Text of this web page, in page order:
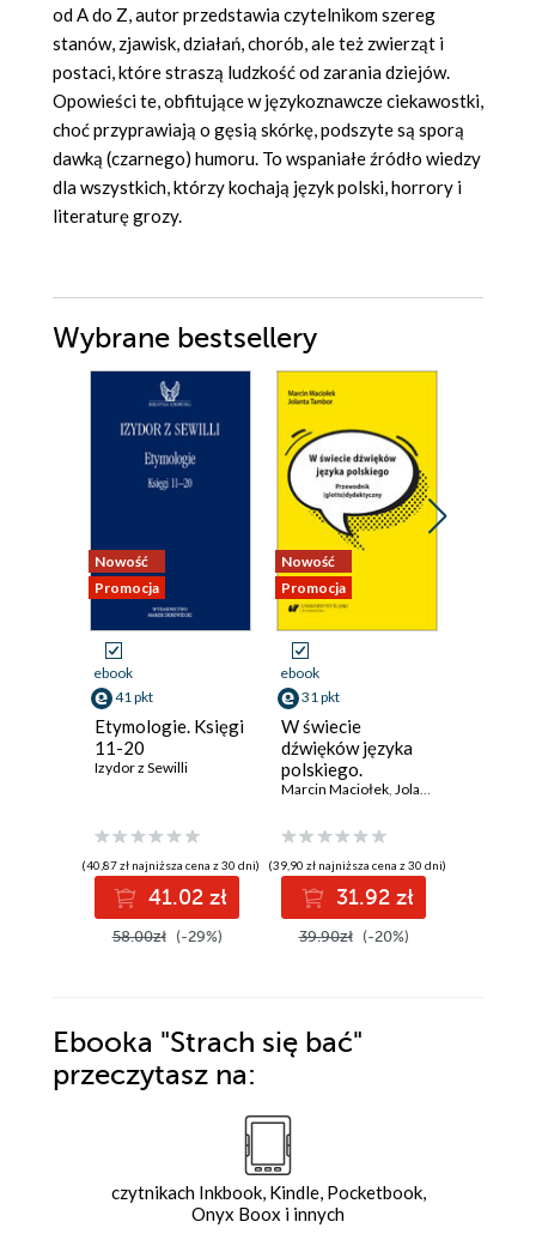
od A do Z, autor przedstawia czytelnikom szereg
stanów, zjawisk, działań, chorób, ale też zwierząt i
postaci, które straszą ludzkość od zarania dziejów.
Opowieści te, obfitujące w językoznawcze ciekawostki,
choć przyprawiają o gęsią skórkę, podszyte są sporą
dawką (czarnego) humoru. To wspaniałe źródło wiedzy
dla wszystkich, którzy kochają język polski, horrory i
literaturę grozy.
Wybrane bestsellery
Nowość
Promocja
ebook
41 pkt
Etymologie. Księgi
11-20
Izydor z Sewilli
(40,87 zł najniższa cena z 30 dni)
41.02 zł
58.00zł (-29%)
Nowość
Promocja
ebook
31 pkt
W świecie
dźwięków języka
polskiego.
Przewodnik
Marcin Maciołek, Jolanta Tambor
(39,90 zł najniższa cena z 30 dni)
31.92 zł
39.90zł (-20%)
Ebooka "Strach się bać"
przeczytasz na:
czytnikach Inkbook, Kindle, Pocketbook,
Onyx Boox i innych